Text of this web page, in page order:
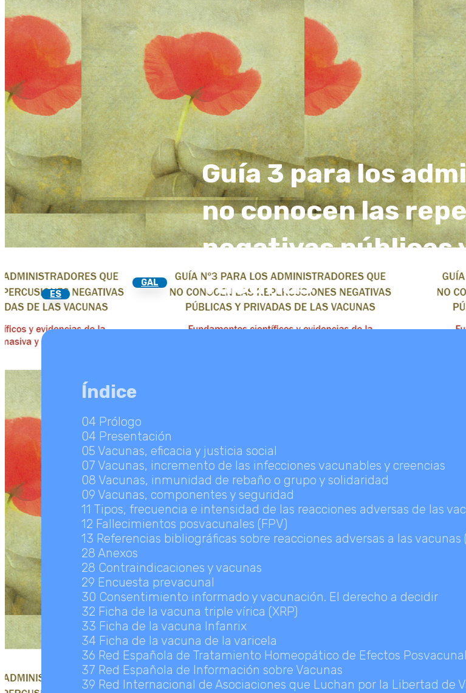
Guía 3 para los
no conocen las
negativas públicas
vacunas
ES
GAL
Índice
04 Prólogo
04 Presentación
05 Vacunas, eficacia y justicia social
07 Vacunas, incremento de las infecciones vacunables y creencias
08 Vacunas, inmunidad de rebaño o grupo y solidaridad
09 Vacunas, componentes y seguridad
11 Tipos, frecuencia e intensidad de las reacciones adversas de las
12 Fallecimientos posvacunales (FPV)
13 Referencias bibliográficas sobre reacciones adversas a las vacunas
28 Anexos
28 Contraindicaciones y vacunas
29 Encuesta prevacunal
30 Consentimiento informado y vacunación. El derecho a decidir
32 Ficha de la vacuna triple vírica (XRP)
33 Ficha de la vacuna Infanrix
34 Ficha de la vacuna de la varicela
36 Red Española de Tratamiento Homeopático de Efectos
37 Red Española de Información sobre Vacunas
39 Red Internacional de Asociaciones que Luchan por la Libertad de